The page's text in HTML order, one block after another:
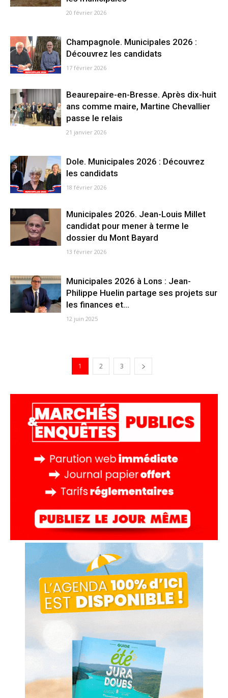
20 février 2026
Champagnole. Municipales 2026 :
Découvrez les candidats
17 février 2026
Beaurepaire-en-Bresse. Après dix-huit
ans comme maire, Martine Chevallier
passe le relais
21 janvier 2026
Dole. Municipales 2026 : Découvrez
les candidats
18 février 2026
Municipales 2026. Jean-Louis Millet
candidat pour mener à terme le
dossier du Mont Bayard
13 février 2026
Municipales 2026 à Lons : Jean-
Philippe Huelin partage ses projets sur
les finances et...
12 juin 2025
1 2 3